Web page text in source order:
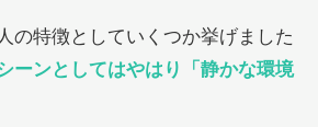
の特徴としていくつか挙げました
ーンとしてはやはり「静かな環境